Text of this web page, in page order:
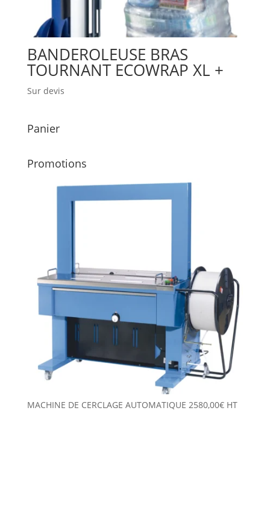
BANDEROLEUSE BRAS
TOURNANT ECOWRAP XL +
Sur devis
Panier
Promotions
MACHINE DE CERCLAGE AUTOMATIQUE 2580,00€ HT